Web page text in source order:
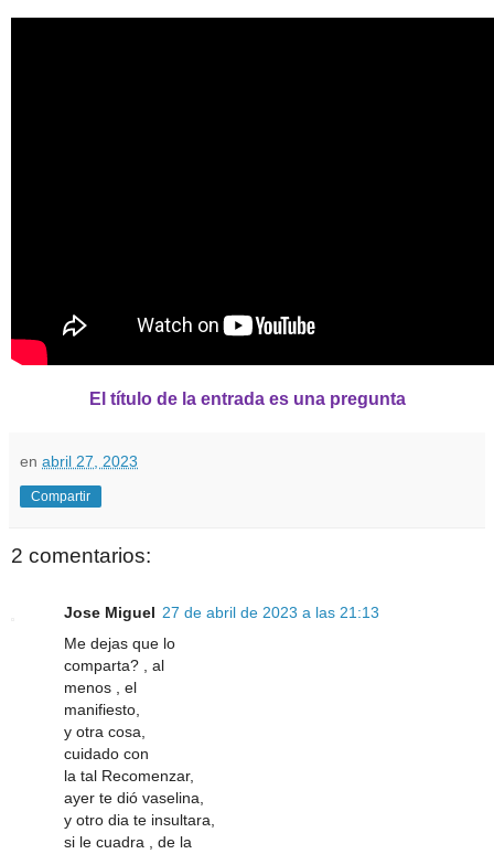
El título de la entrada es una pregunta
en abril 27, 2023
Compartir
2 comentarios:
Jose Miguel 27 de abril de 2023 a las 21:13
Me dejas que lo
comparta? , al
menos , el
manifiesto,
y otra cosa,
cuidado con
la tal Recomenzar,
ayer te dió vaselina,
y otro dia te insultara,
si le cuadra , de la